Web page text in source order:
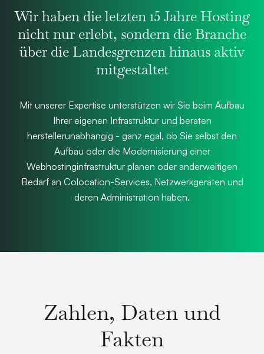
Wir haben die letzten 15 Jahre Hosting
nicht nur erlebt, sondern die Branche
über die Landesgrenzen hinaus aktiv
mitgestaltet
Mit unserer Expertise unterstützen wir Sie beim Aufbau
Ihrer eigenen Infrastruktur und beraten
herstellerunabhängig - ganz egal, ob Sie selbst den
Aufbau oder die Modernisierung einer
Webhostinginfrastruktur planen oder anderweitigen
Bedarf an Colocation-Services, Netzwerkgeräten und
deren Administration haben.
Zahlen, Daten und
Fakten